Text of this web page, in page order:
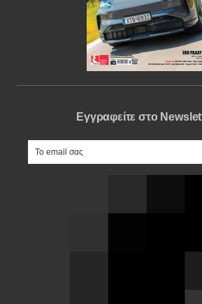
Εγγραφείτε στο
e-mail